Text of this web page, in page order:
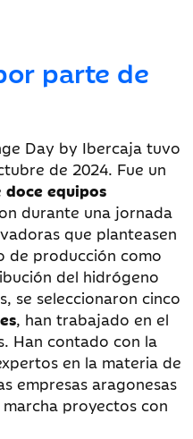
parte de
Day by Ibercaja tuvo
de 2024. Fue un
doce equipos
durante una jornada
que planteasen
de producción como
del hidrógeno
se seleccionaron cinco
, han trabajado en el
Han contado con la
en la materia de
empresas aragonesas
proyectos con